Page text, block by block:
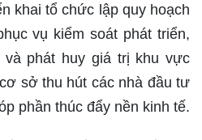
khai tổ chức lập quy hoạch
vụ kiểm soát phát triển,
phát huy giá trị khu vực
sở thu hút các nhà đầu tư
phần thúc đẩy nền kinh tế.